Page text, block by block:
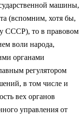
машины,
(вспомним, хотя бы,
СССР), то в правовом
воли народа,
органами
регулятором
в том числе и
вех органов
управления от